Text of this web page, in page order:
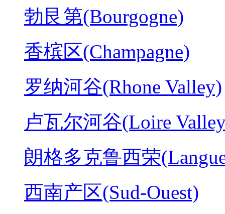
勃艮第(Bourgogne)
香槟区(Champagne)
罗纳河谷(Rhone Valley)
卢瓦尔河谷(Loire
朗格多克鲁西荣
西南产区(Sud-Ouest)